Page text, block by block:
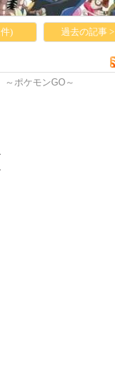
) 過去の記事 >
ポケモンGO～